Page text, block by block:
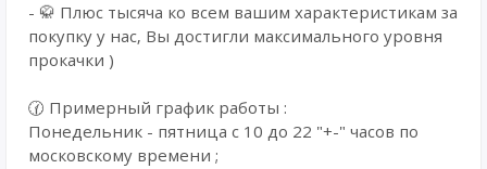
- 🥋 Плюс тысяча ко всем вашим характеристикам за
покупку у нас, Вы достигли максимального уровня
прокачки )
🕜 Примерный график работы :
Понедельник - пятница с 10 до 22 "+-" часов по
московскому времени ;